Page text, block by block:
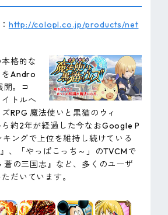
http://colopl.co.jp/products/net
格的な
をAndro
。コ
トルへ
RPG 魔法使いと黒猫のウィ
約2年が経過した今なおGoogle P
ングで上位を維持し続けている
』、「やっぱこっち～」のTVCMで
蒼の三国志』など、多くのユーザ
だいています。